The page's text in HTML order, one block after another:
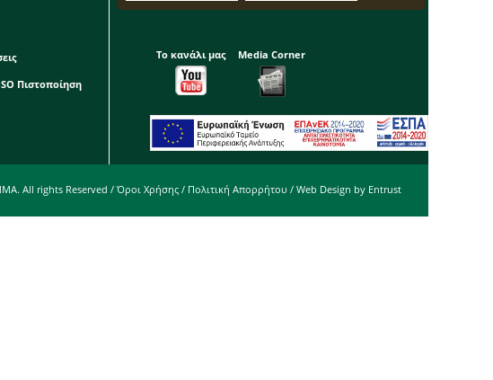
Πιστοποίηση
Το κανάλι μας Media Corner
All rights Reserved / Όροι Χρήσης / Πολιτική Απορρήτου / Web Design by Entrust